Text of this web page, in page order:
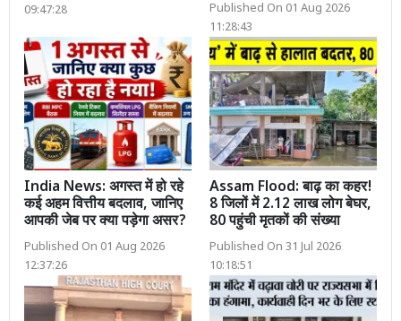
09:47:28
Published On 01 Aug 2026
11:28:43
India News: अगस्त में हो रहे
कई अहम वित्तीय बदलाव, जानिए
आपकी जेब पर क्या पड़ेगा असर?
Published On 01 Aug 2026
12:37:26
Assam Flood: बाढ़ का कहर!
8 जिलों में 2.12 लाख लोग बेघर,
80 पहुंची मृतकों की संख्या
Published On 31 Jul 2026
10:18:51